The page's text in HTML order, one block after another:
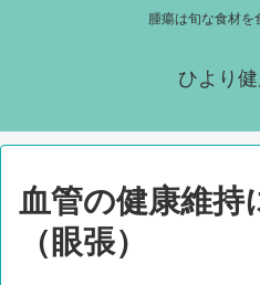
腫瘍は旬な食材を
ひより
血管の健康維持
（眼張）